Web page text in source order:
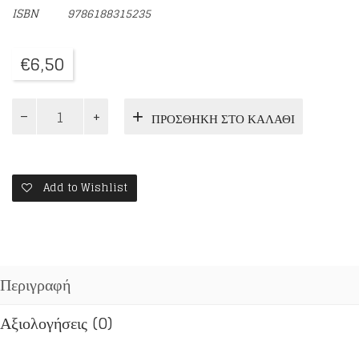
ISBN
9786188315235
€6,50
ΑΓΙΟΣ
ΘΕΛΕΙ
ΝΑ
ΜΑΣ
ΠΡΟΣΘΉΚΗ ΣΤΟ ΚΑΛΆΘΙ
Add to Wishlist
Περιγραφή
Αξιολογήσεις (0)